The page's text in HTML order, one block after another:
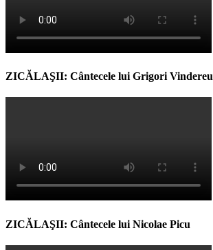
ZICĂLAŞII: Cântecele lui Grigori Vindereu
ZICĂLAŞII: Cântecele lui Nicolae Picu